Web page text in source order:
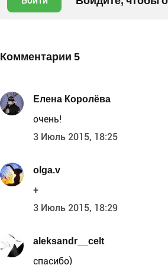
Комментарии 5
Елена Королёва
очень!
3 Июль 2015, 18:25
olga.v
+
3 Июль 2015, 18:29
aleksandr__celt
спасибо)